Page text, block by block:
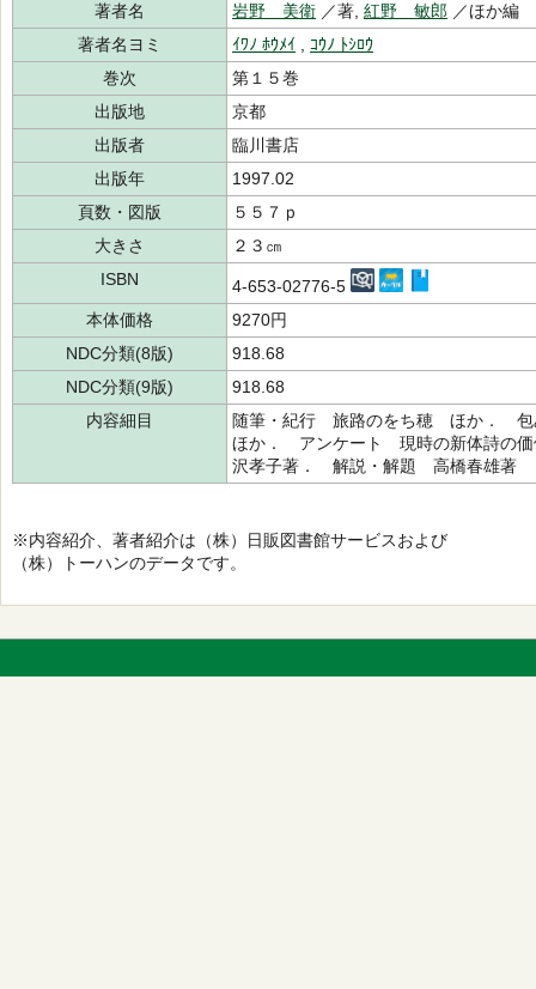
著者名
岩野 美衛 ／著, 紅野 敏郎 ／ほか編
著者名ヨミ
ｲﾜﾉ ﾎｳﾒｲ
ｺｳﾉ ﾄｼﾛｳ
巻次
第１５巻
出版地
京都
出版者
臨川書店
出版年
1997.02
頁数・図版
５５７ｐ
大きさ
２３㎝
ISBN
4-653-02776-5
本体価格
9270円
NDC分類(8版)
918.68
NDC分類(9版)
918.68
内容細目
随筆・紀行 旅路のをち穂 ほか．
ほか． アンケート 現時の新体詩
沢孝子著． 解説・解題 高橋春雄著
※内容紹介、著者紹介は（株）日販図書館サービスおよび
（株）トーハンのデータです。